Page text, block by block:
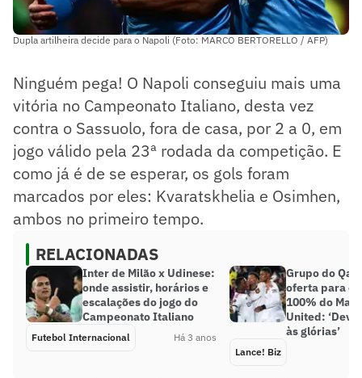
Dupla artilheira decide para o Napoli (Foto: MARCO BERTORELLO / AFP)
Ninguém pega! O Napoli conseguiu mais uma
vitória no Campeonato Italiano, desta vez
contra o Sassuolo, fora de casa, por 2 a 0, em
jogo válido pela 23ª rodada da competição. E
como já é de se esperar, os gols foram
marcados por eles: Kvaratskhelia e Osimhen,
ambos no primeiro tempo.
RELACIONADAS
Inter de Milão x Udinese:
onde assistir, horários e
escalações do jogo do
Campeonato Italiano
Futebol Internacional Há 3 anos
Grupo do
oferta para
100% do
United:
às glórias’
Lance! Biz